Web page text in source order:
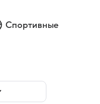
Спортивные